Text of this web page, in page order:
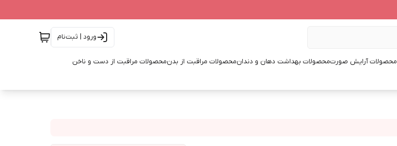
ورود | ثبت‌نام
محصولات آرایش صورتمحصولات بهداشت دهان و دندانمحصولات مراقبت از بدنمحصولات مراقبت از دست و ناخن